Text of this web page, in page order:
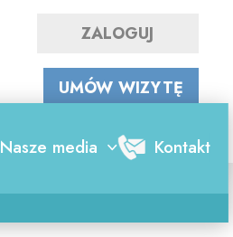
ZALOGUJ
UMÓW WIZYTĘ
Nasze media Kontakt